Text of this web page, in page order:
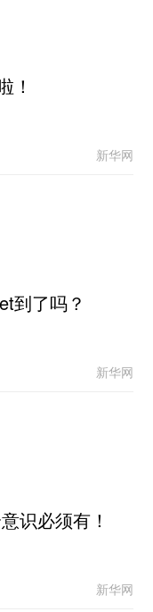
！
新华网
到了吗？
新华网
识必须有！
新华网